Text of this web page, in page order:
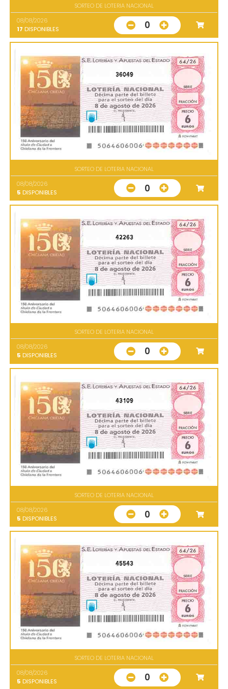
SORTEO DE LOTERIA NACIONAL
08/08/2026
17 DISPONIBLES 0
36049
SORTEO DE LOTERIA NACIONAL
08/08/2026
5 DISPONIBLES 0
42263
SORTEO DE LOTERIA NACIONAL
08/08/2026
5 DISPONIBLES 0
43109
SORTEO DE LOTERIA NACIONAL
08/08/2026
5 DISPONIBLES 0
45543
SORTEO DE LOTERIA NACIONAL
08/08/2026
5 DISPONIBLES 0